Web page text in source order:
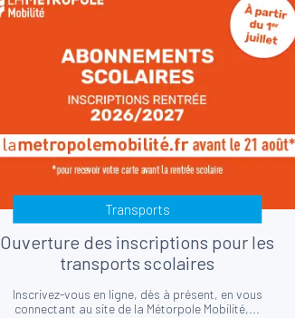
Transports
Ouverture des inscriptions pour les
transports scolaires
Inscrivez-vous en ligne, dès à présent, en vous
connectant au site de la Métorpole Mobilité,...